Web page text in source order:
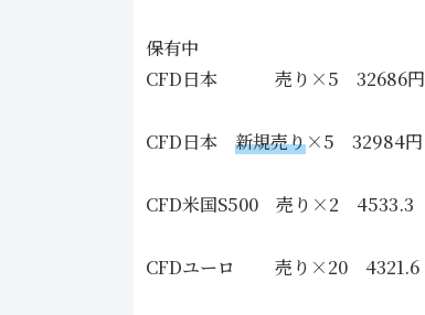
保有中
CFD日本 売り×5 32686円
CFD日本 新規売り×5 32984円
CFD米国S500 売り×2 4533.3
CFDユーロ 売り×20 4321.6